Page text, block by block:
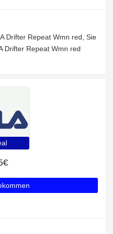
Drifter Repeat Wmn red, Sie
Drifter Repeat Wmn red